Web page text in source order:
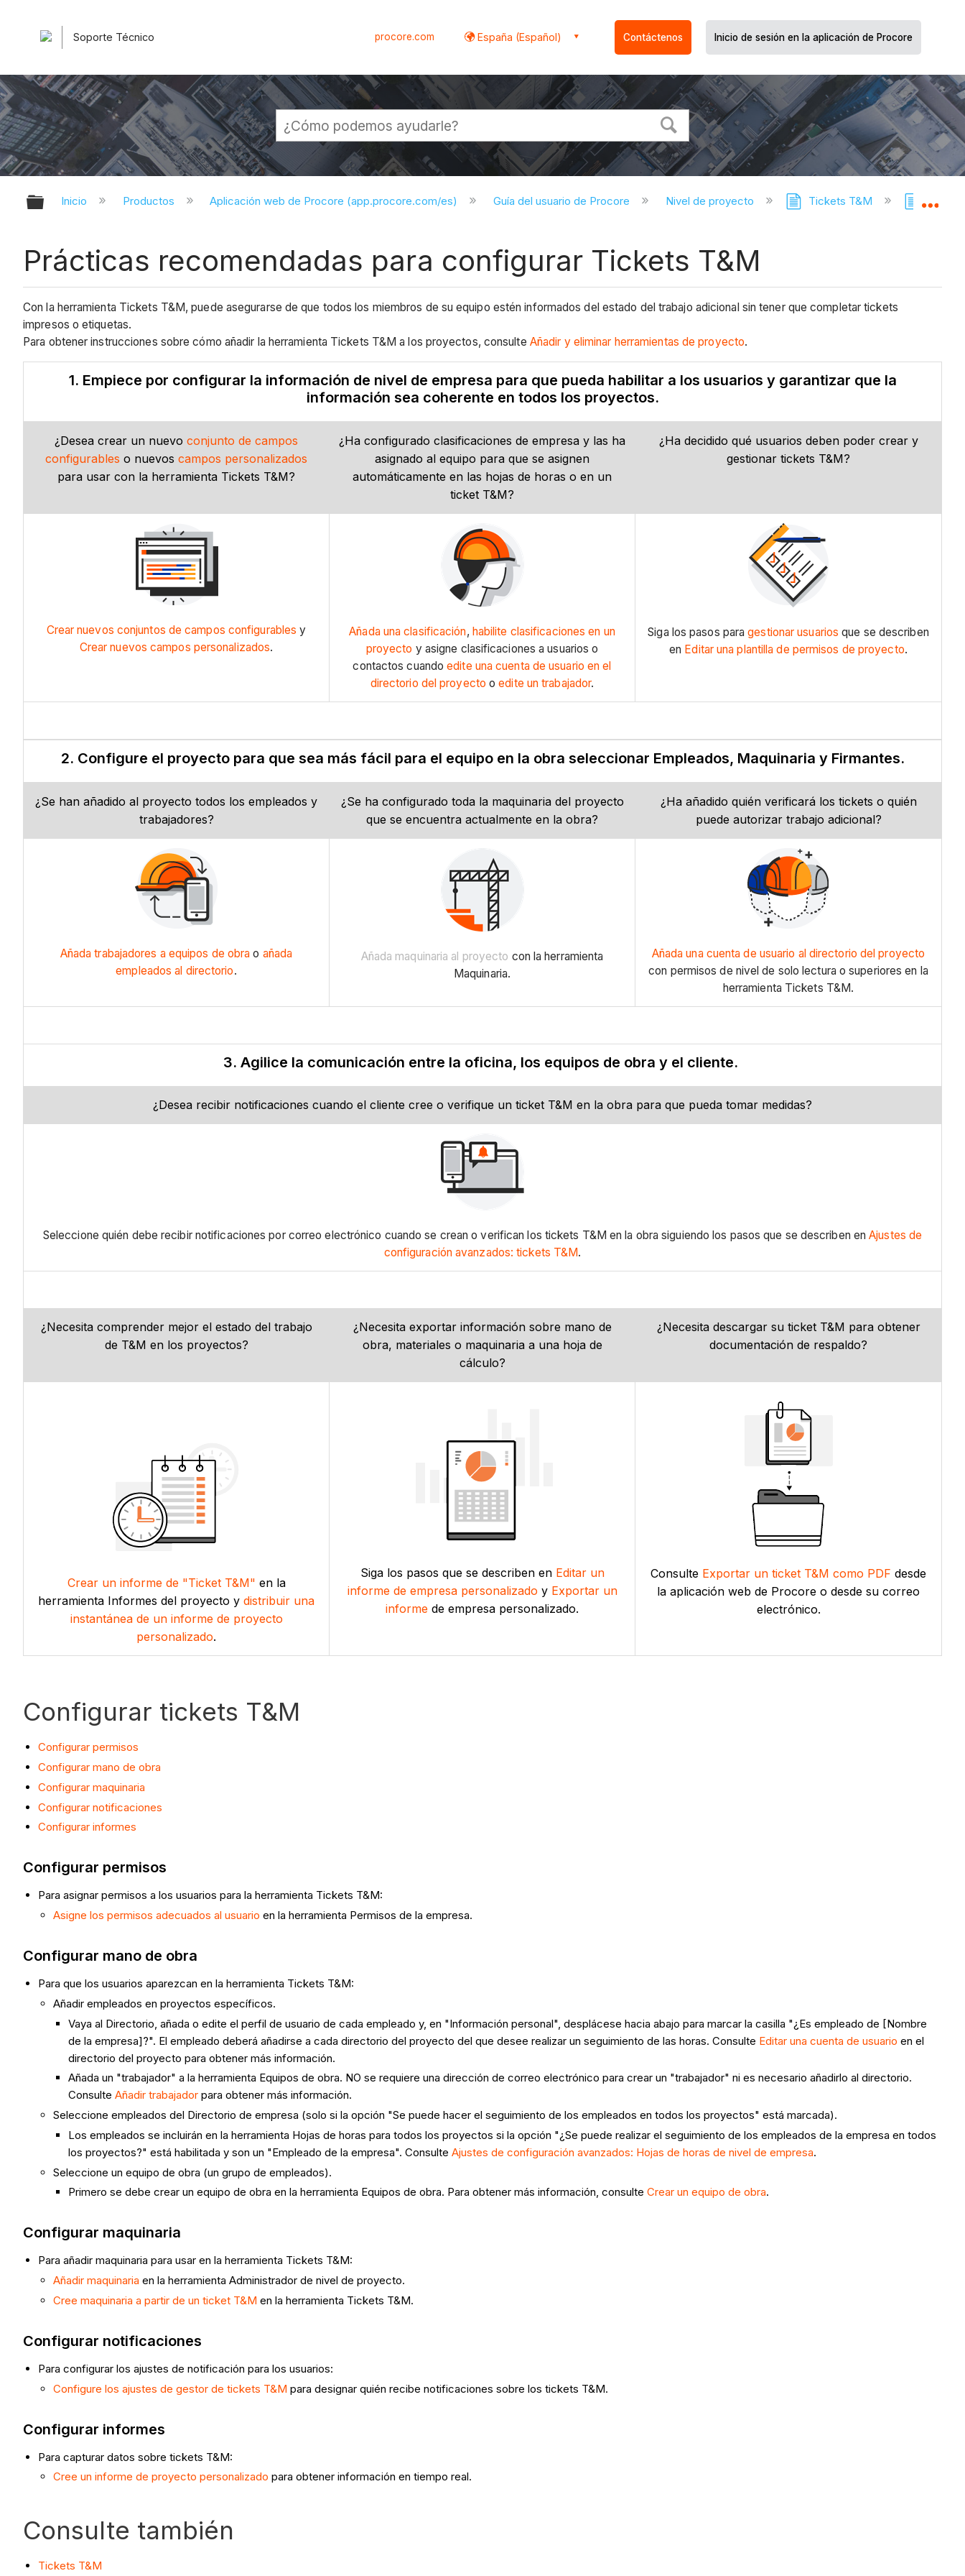
Soporte Técnico procore.com España (Español) Contáctenos Inicio de sesión en la aplicación de Procore
Expandir/contraer jerarquía global
Inicio Productos Aplicación web de Procore (app.procore.com/es) Guía del usuario de Procore Nivel de proyecto Tickets T&M
Prácticas recomendadas para configurar Tickets T&M
Con la herramienta Tickets T&M, puede asegurarse de que todos los miembros de su equipo estén informados del estado del trabajo adicional sin tener que completar tickets
impresos o etiquetas.
Para obtener instrucciones sobre cómo añadir la herramienta Tickets T&M a los proyectos, consulte Añadir y eliminar herramientas de proyecto.
1. Empiece por configurar la información de nivel de empresa para que pueda habilitar a los usuarios y garantizar que la
información sea coherente en todos los proyectos.
¿Desea crear un nuevo conjunto de campos
configurables o nuevos campos personalizados
para usar con la herramienta Tickets T&M?
¿Ha configurado clasificaciones de empresa y las ha
asignado al equipo para que se asignen
automáticamente en las hojas de horas o en un
ticket T&M?
¿Ha decidido qué usuarios deben poder crear y
gestionar tickets T&M?
Crear nuevos conjuntos de campos configurables y
Crear nuevos campos personalizados.
Añada una clasificación, habilite clasificaciones en un
proyecto y asigne clasificaciones a usuarios o
contactos cuandoedite una cuenta de usuario en el
directorio del proyecto oedite un trabajador.
Siga los pasos paragestionar usuarios que se describen
en Editar una plantilla de permisos de proyecto.
2. Configure el proyecto para que sea más fácil para el equipo en la obra seleccionar Empleados, Maquinaria y Firmantes.
¿Se han añadido al proyecto todos los empleados y
trabajadores?
¿Se ha configurado toda la maquinaria del proyecto
que se encuentra actualmente en la obra?
¿Ha añadido quién verificará los tickets o quién
puede autorizar trabajo adicional?
Añada trabajadores a equipos de obra o añada
empleados al directorio.
Añada maquinaria al proyecto con la herramienta
Maquinaria.
Añada una cuenta de usuario al directorio del proyecto
con permisos de nivel de solo lectura o superiores en la
herramienta Tickets T&M.
3. Agilice la comunicación entre la oficina, los equipos de obra y el cliente.
¿Desea recibir notificaciones cuando el cliente cree o verifique un ticket T&M en la obra para que pueda tomar medidas?
Seleccione quién debe recibir notificaciones por correo electrónico cuando se crean o verifican los tickets T&M en la obra siguiendo los pasos que se describen enAjustes de
configuración avanzados: tickets T&M.
¿Necesita comprender mejor el estado del trabajo
de T&M en los proyectos?
¿Necesita exportar información sobre mano de
obra, materiales o maquinaria a una hoja de
cálculo?
¿Necesita descargar su ticket T&M para obtener
documentación de respaldo?
Crear un informe de "Ticket T&M" en la
herramienta Informes del proyecto y distribuir una
instantánea de un informe de proyecto
personalizado.
Siga los pasos que se describen en Editar un
informe de empresa personalizado y Exportar un
informe de empresa personalizado.
Consulte Exportar un ticket T&M como PDF desde
la aplicación web de Procore o desde su correo
electrónico.
Configurar tickets T&M
Configurar permisos
Configurar mano de obra
Configurar maquinaria
Configurar notificaciones
Configurar informes
Configurar permisos
Para asignar permisos a los usuarios para la herramienta Tickets T&M:
Asigne los permisos adecuados al usuario en la herramienta Permisos de la empresa.
Configurar mano de obra
Para que los usuarios aparezcan en la herramienta Tickets T&M:
Añadir empleados en proyectos específicos.
Vaya al Directorio, añada o edite el perfil de usuario de cada empleado y, en "Información personal", desplácese hacia abajo para marcar la casilla "¿Es empleado de [Nombre
de la empresa]?". El empleado deberá añadirse a cada directorio del proyecto del que desee realizar un seguimiento de las horas. Consulte Editar una cuenta de usuario en el
directorio del proyecto para obtener más información.
Añada un "trabajador" a la herramienta Equipos de obra. NO se requiere una dirección de correo electrónico para crear un "trabajador" ni es necesario añadirlo al directorio.
Consulte Añadir trabajador para obtener más información.
Seleccione empleados del Directorio de empresa (solo si la opción "Se puede hacer el seguimiento de los empleados en todos los proyectos" está marcada).
Los empleados se incluirán en la herramienta Hojas de horas para todos los proyectos si la opción "¿Se puede realizar el seguimiento de los empleados de la empresa en todos
los proyectos?" está habilitada y son un "Empleado de la empresa". Consulte Ajustes de configuración avanzados: Hojas de horas de nivel de empresa.
Seleccione un equipo de obra (un grupo de empleados).
Primero se debe crear un equipo de obra en la herramienta Equipos de obra. Para obtener más información, consulte Crear un equipo de obra.
Configurar maquinaria
Para añadir maquinaria para usar en la herramienta Tickets T&M:
Añadir maquinaria en la herramienta Administrador de nivel de proyecto.
Cree maquinaria a partir de un ticket T&M en la herramienta Tickets T&M.
Configurar notificaciones
Para configurar los ajustes de notificación para los usuarios:
Configure los ajustes de gestor de tickets T&M para designar quién recibe notificaciones sobre los tickets T&M.
Configurar informes
Para capturar datos sobre tickets T&M:
Cree un informe de proyecto personalizado para obtener información en tiempo real.
Consulte también
Tickets T&M